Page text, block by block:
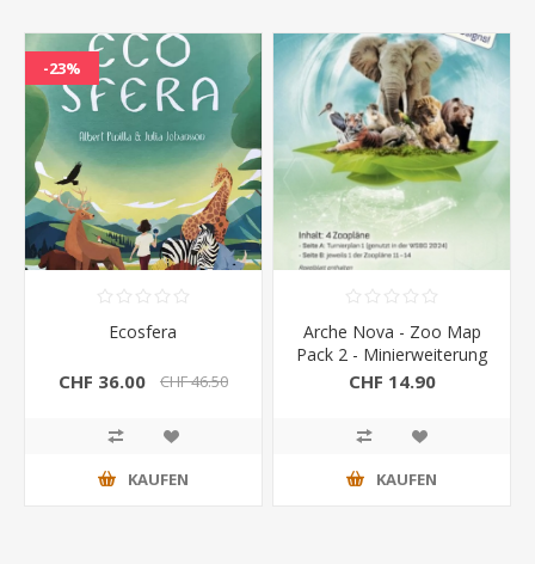
-23%
Ecosfera
CHF 36.00 CHF 46.50
KAUFEN
Arche Nova - Zoo Map
Pack 2 - Minierweiterung
CHF 14.90
KAUFEN